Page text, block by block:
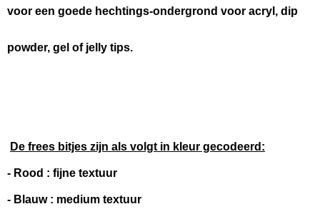
voor een goede hechtings-ondergrond voor acryl, dip
powder, gel of jelly tips.
De frees bitjes zijn als volgt in kleur gecodeerd:
- Rood : fijne textuur
- Blauw : medium textuur